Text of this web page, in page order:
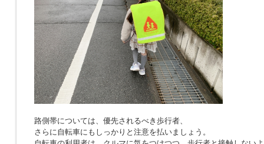
路側帯については、優先されるべき歩行者、
さらに自転車にもしっかりと注意を払いましょう。